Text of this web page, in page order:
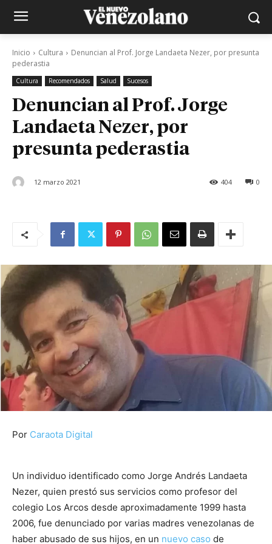
Inicio Cultura
Denuncian al Prof. Jorge Landaeta Nezer, por presunta
pederastia
Cultura Recomendados Salud Sucesos
Denuncian al Prof. Jorge
Landaeta Nezer, por
presunta pederastia
12 marzo 2021 0
404
Por Caraota Digital
Un individuo identificado como Jorge Andrés Landaeta
Nezer, quien prestó sus servicios como profesor del
colegio Los Arcos desde aproximadamente 1999 hasta
2006, fue denunciado por varias madres venezolanas de
haber abusado de sus hijos, en un nuevo caso de